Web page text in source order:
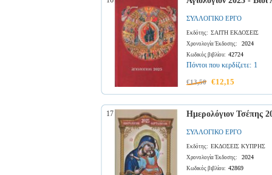
ΣΥΛΛΟΓΙΚΟ ΕΡΓΟ
Εκδότης: ΣΑΙΤΗ ΕΚΔΟΣΕΙΣ
Χρονολογία Έκδοσης: 2024
Κωδικός βιβλίου: 42724
Πόντοι που κερδίζετε: 1
€13,50 €12,15
17 Ημερολόγιον Τσέπης
ΣΥΛΛΟΓΙΚΟ ΕΡΓΟ
Εκδότης: ΕΚΔΟΣΕΙΣ ΚΥΠΡΗΣ
Χρονολογία Έκδοσης: 2024
Κωδικός βιβλίου: 42869